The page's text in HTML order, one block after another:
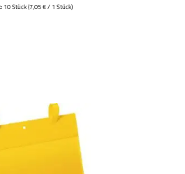
10 Stück(7,05 € / 1 Stück)